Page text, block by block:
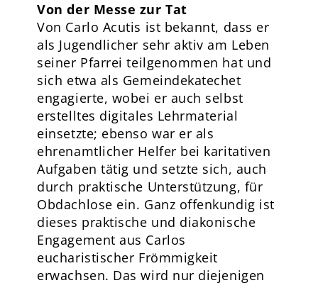
Von der Messe zur Tat
Von Carlo Acutis ist bekannt, dass er
als Jugendlicher sehr aktiv am Leben
seiner Pfarrei teilgenommen hat und
sich etwa als Gemeindekatechet
engagierte, wobei er auch selbst
erstelltes digitales Lehrmaterial
einsetzte; ebenso war er als
ehrenamtlicher Helfer bei karitativen
Aufgaben tätig und setzte sich, auch
durch praktische Unterstützung, für
Obdachlose ein. Ganz offenkundig ist
dieses praktische und diakonische
Engagement aus Carlos
eucharistischer Frömmigkeit
erwachsen. Das wird nur diejenigen